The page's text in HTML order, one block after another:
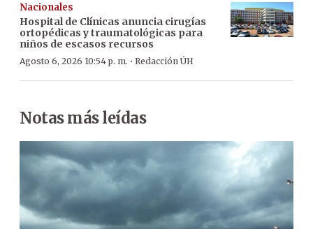
Nacionales
Hospital de Clínicas anuncia cirugías
ortopédicas y traumatológicas para
niños de escasos recursos
Agosto 6, 2026 10:54 p. m. · Redacción ÚH
Notas más leídas